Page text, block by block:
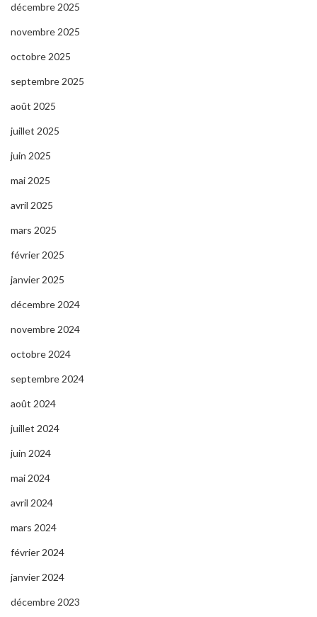
décembre 2025
novembre 2025
octobre 2025
septembre 2025
août 2025
juillet 2025
juin 2025
mai 2025
avril 2025
mars 2025
février 2025
janvier 2025
décembre 2024
novembre 2024
octobre 2024
septembre 2024
août 2024
juillet 2024
juin 2024
mai 2024
avril 2024
mars 2024
février 2024
janvier 2024
décembre 2023